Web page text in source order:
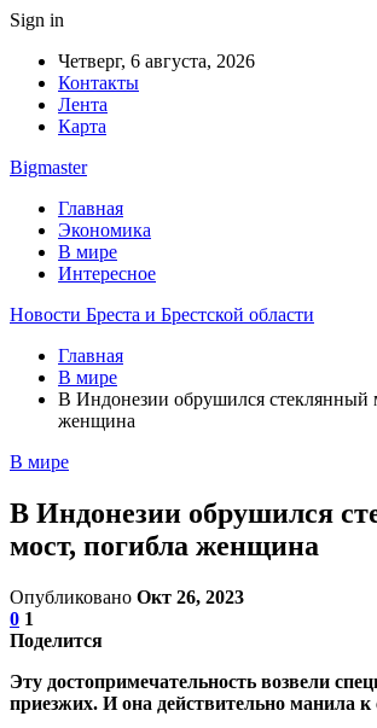
Sign in
Четверг, 6 августа, 2026
Контакты
Лента
Карта
Bigmaster
Главная
Экономика
В мире
Интересное
Новости Бреста и Брестской области
Главная
В мире
В Индонезии обрушился стеклянный
женщина
В мире
В Индонезии обрушился
мост, погибла женщина
Опубликовано Окт 26, 2023
0 1
Поделится
Эту достопримечательность возвели
приезжих. И она действительно манила к